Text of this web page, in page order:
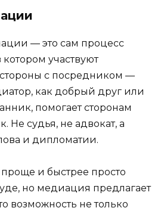
— это сам процесс
участвуют
с посредником —
как добрый друг или
помогает сторонам
Не судья, не адвокат, а
и дипломатии.
проще и быстрее просто
но медиация предлагает
возможность не только